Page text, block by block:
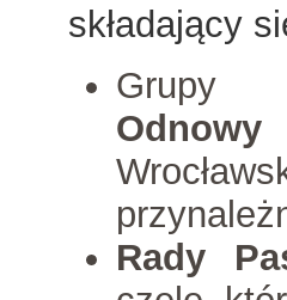
składający
Grupy
Odnowy
Rady